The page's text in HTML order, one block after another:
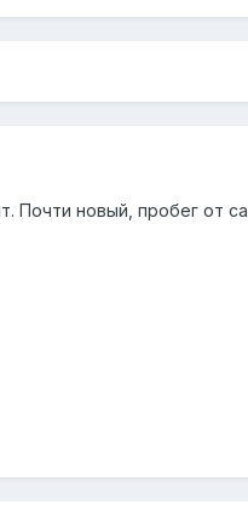
новый, пробег от